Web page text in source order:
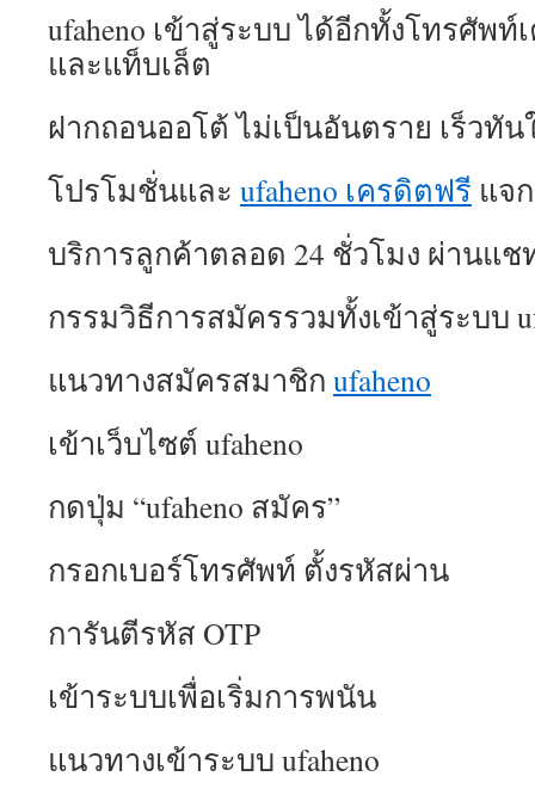
ufaheno เข้าสู่ระบบ ได้อีกทั้งโทรศัพ
และแท็บเล็ต
ฝากถอนออโต้ ไม่เป็นอันตราย เร็วทัน
โปรโมชั่นและ ufaheno เครดิตฟรี แจ
บริการลูกค้าตลอด 24 ชั่วโมง ผ่านแ
กรรมวิธีการสมัครรวมทั้งเข้าสู่ระบบ
แนวทางสมัครสมาชิก ufaheno
เข้าเว็บไซต์ ufaheno
กดปุ่ม “ufaheno สมัคร”
กรอกเบอร์โทรศัพท์ ตั้งรหัสผ่าน
การันตีรหัส OTP
เข้าระบบเพื่อเริ่มการพนัน
แนวทางเข้าระบบ ufaheno